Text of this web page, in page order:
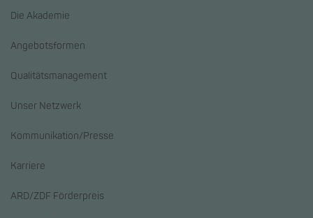
Die Akademie
Angebotsformen
Qualitätsmanagement
Unser Netzwerk
Kommunikation/Presse
Karriere
ARD/ZDF Förderpreis